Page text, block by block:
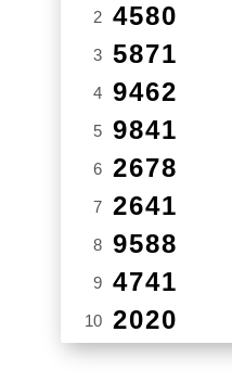
2 4580
3 5871
4 9462
5 9841
6 2678
7 2641
8 9588
9 4741
10 2020